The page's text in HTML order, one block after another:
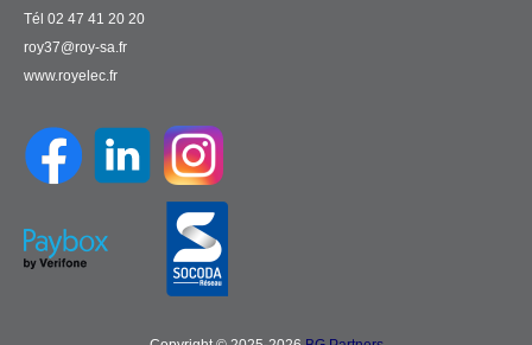
Tél 02 47 41 20 20
roy37@roy-sa.fr
www.royelec.fr